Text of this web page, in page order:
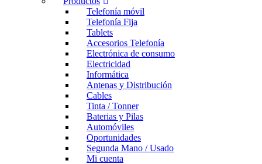
Telefonía móvil
Telefonía Fija
Tablets
Accesorios Telefonía
Electrónica de consumo
Electricidad
Informática
Antenas y Distribución
Cables
Tinta / Tonner
Baterias y Pilas
Automóviles
Oportunidades
Segunda Mano / Usado
Mi cuenta